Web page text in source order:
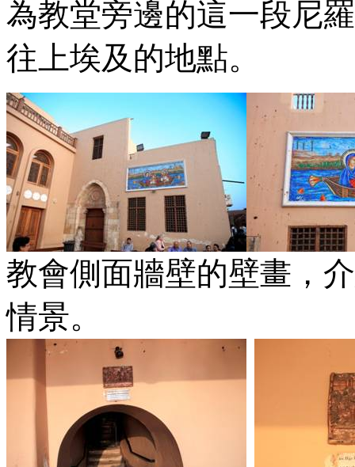
為教堂旁邊的這一段尼
往上埃及的地點。
教會側面牆壁的壁畫，
情景。